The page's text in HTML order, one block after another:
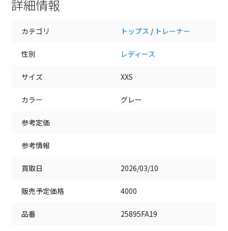
詳細情報
カテゴリ トップス / トレーナー
性別 レディース
サイズ XXS
カラー グレー
参考定価
参考情報
買取日 2026/03/10
販売予定価格 4000
品番 25895FA19